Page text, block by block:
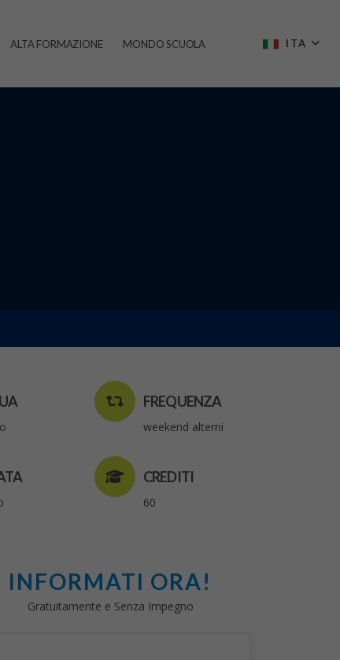
ALTA FORMAZIONE MONDO SCUOLA ITA
FREQUENZA
weekend alterni
CREDITI
60
INFORMATI ORA!
Gratuitamente e Senza Impegno